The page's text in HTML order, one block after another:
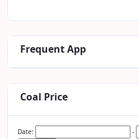
Frequent App
Coal Price
Date:
-